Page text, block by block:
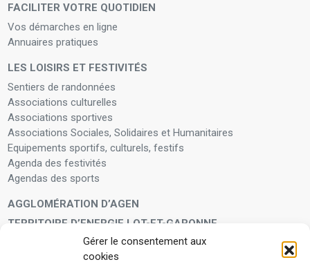
Gérer le consentement aux
cookies
FACILITER VOTRE QUOTIDIEN
Vos démarches en ligne
Annuaires pratiques
LES LOISIRS ET FESTIVITÉS
Sentiers de randonnées
Associations culturelles
Associations sportives
Associations Sociales, Solidaires et Humanitaires
Equipements sportifs, culturels, festifs
Agenda des festivités
Agendas des sports
AGGLOMÉRATION D’AGEN
TERRITOIRE D’ENERGIE LOT-ET-GARONNE